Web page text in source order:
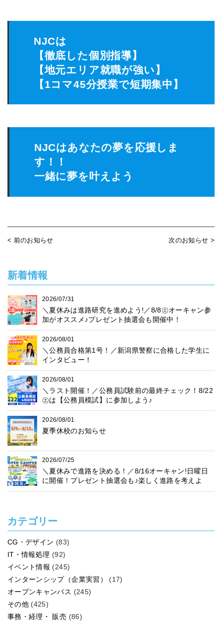
NJCは
【徹底した個別指導】
【地元エリア就職が強い】
【1コマ45分授業で短期集中】
NJCはあなたの夢を応援しま
す！！
一緒に夢を叶えよう
< 前のお知らせ 次のお知らせ >
新着情報
2026/07/31
＼夏休みは進路研究を進めよう!／8/8㊏オーキャン参
加がオススメ♪プレゼント抽選会も開催中！
2026/08/01
＼公務員合格第1号！／新潟県警察に合格した学生に
インタビュー！
2026/08/01
＼ラスト開催！／公務員試験前の最終チェック！8/22
㊏は【公務員模試】に参加しよう♪
2026/08/01
夏季休校のお知らせ
2026/07/25
＼夏休みで進路を決める！／8/16オーキャン!日曜日
に開催！プレゼント抽選会も♪楽しく進路を考えよ
う！
カテゴリー
CG・デザイン (83)
IT・情報処理 (92)
イベント情報 (245)
インターンシップ（企業実習）
(17)
オープンキャンパス (245)
その他 (425)
事務・経理・ 販売 (86)